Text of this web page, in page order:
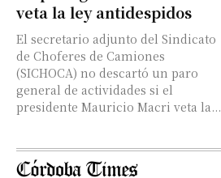
veta la ley antidespidos
El secretario adjunto del Sindicato
de Choferes de Camiones
(SICHOCA) no descartó un paro
general de actividades si el
presidente Mauricio Macri veta la...